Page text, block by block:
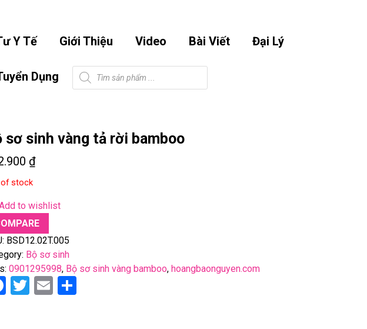
Y Tế Giới Thiệu Video Bài Viết Đại Lý
Dụng
Tìm
kiếm
sơ sinh vàng tả rời bamboo
₫
stock
to wishlist
BSD12.02T.005
Bộ sơ sinh
0901295998, Bộ sơ sinh vàng bamboo, hoangbaonguyen.com
F
T
E